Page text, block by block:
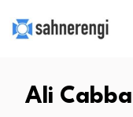
Ali